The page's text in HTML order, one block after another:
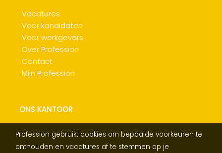
Vacatures
Voor kandidaten
Voor werkgevers
Over Profession
Contact
Mijn Profession
ONS KANTOOR
Profession gebruikt cookies om bepaalde voorkeuren te
onthouden en vacatures af te stemmen op je